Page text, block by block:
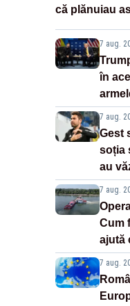
că plănuiau
7 aug.
în
7 aug.
Gest
soția
au
7 aug.
Cum
ajută
7 aug.